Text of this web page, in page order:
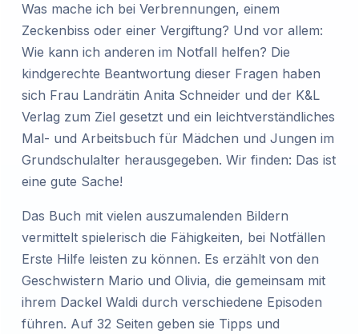
Was mache ich bei Verbrennungen, einem
Zeckenbiss oder einer Vergiftung? Und vor allem:
Wie kann ich anderen im Notfall helfen? Die
kindgerechte Beantwortung dieser Fragen haben
sich Frau Landrätin Anita Schneider und der K&L
Verlag zum Ziel gesetzt und ein leichtverständliches
Mal- und Arbeitsbuch für Mädchen und Jungen im
Grundschulalter herausgegeben. Wir finden: Das ist
eine gute Sache!
Das Buch mit vielen auszumalenden Bildern
vermittelt spielerisch die Fähigkeiten, bei Notfällen
Erste Hilfe leisten zu können. Es erzählt von den
Geschwistern Mario und Olivia, die gemeinsam mit
ihrem Dackel Waldi durch verschiedene Episoden
führen. Auf 32 Seiten geben sie Tipps und